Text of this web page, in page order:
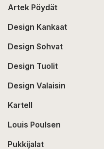
Artek Pöydät
Design Kankaat
Design Sohvat
Design Tuolit
Design Valaisin
Kartell
Louis Poulsen
Pukkijalat